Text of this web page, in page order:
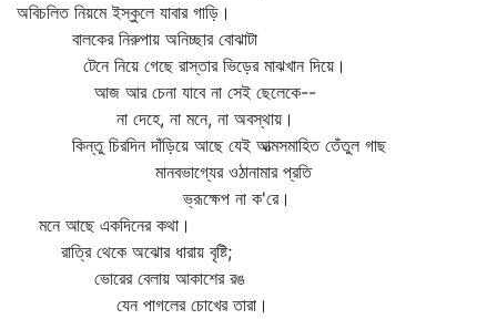
অবিচলিত নিয়মে ইস্কুলে যাবার গাড়ি।
বালকের নিরুপায় অনিচ্ছার বোঝাটা
টেনে নিয়ে গেছে রাস্তার ভিড়ের মাঝখান দিয়ে।
আজ আর চেনা যাবে না সেই ছেলেকে--
না দেহে, না মনে, না অবস্থায়।
কিন্তু চিরদিন দাঁড়িয়ে আছে যেই আত্মসমাহিত তেঁতুল গাছ
মানবভাগ্যের ওঠানামার প্রতি
ভ্রূক্ষেপ না ক'রে।
মনে আছে একদিনের কথা।
রাত্রি থেকে অঝোর ধারায় বৃষ্টি;
ভোরের বেলায় আকাশের রঙ
যেন পাগলের চোখের তারা।